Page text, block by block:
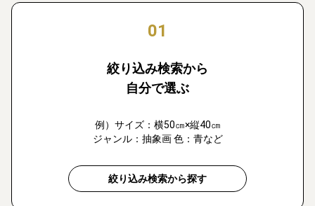
01
絞り込み検索から
自分で選ぶ
例）サイズ：横50㎝×縦40㎝
ジャンル：抽象画 色：青など
絞り込み検索から探す